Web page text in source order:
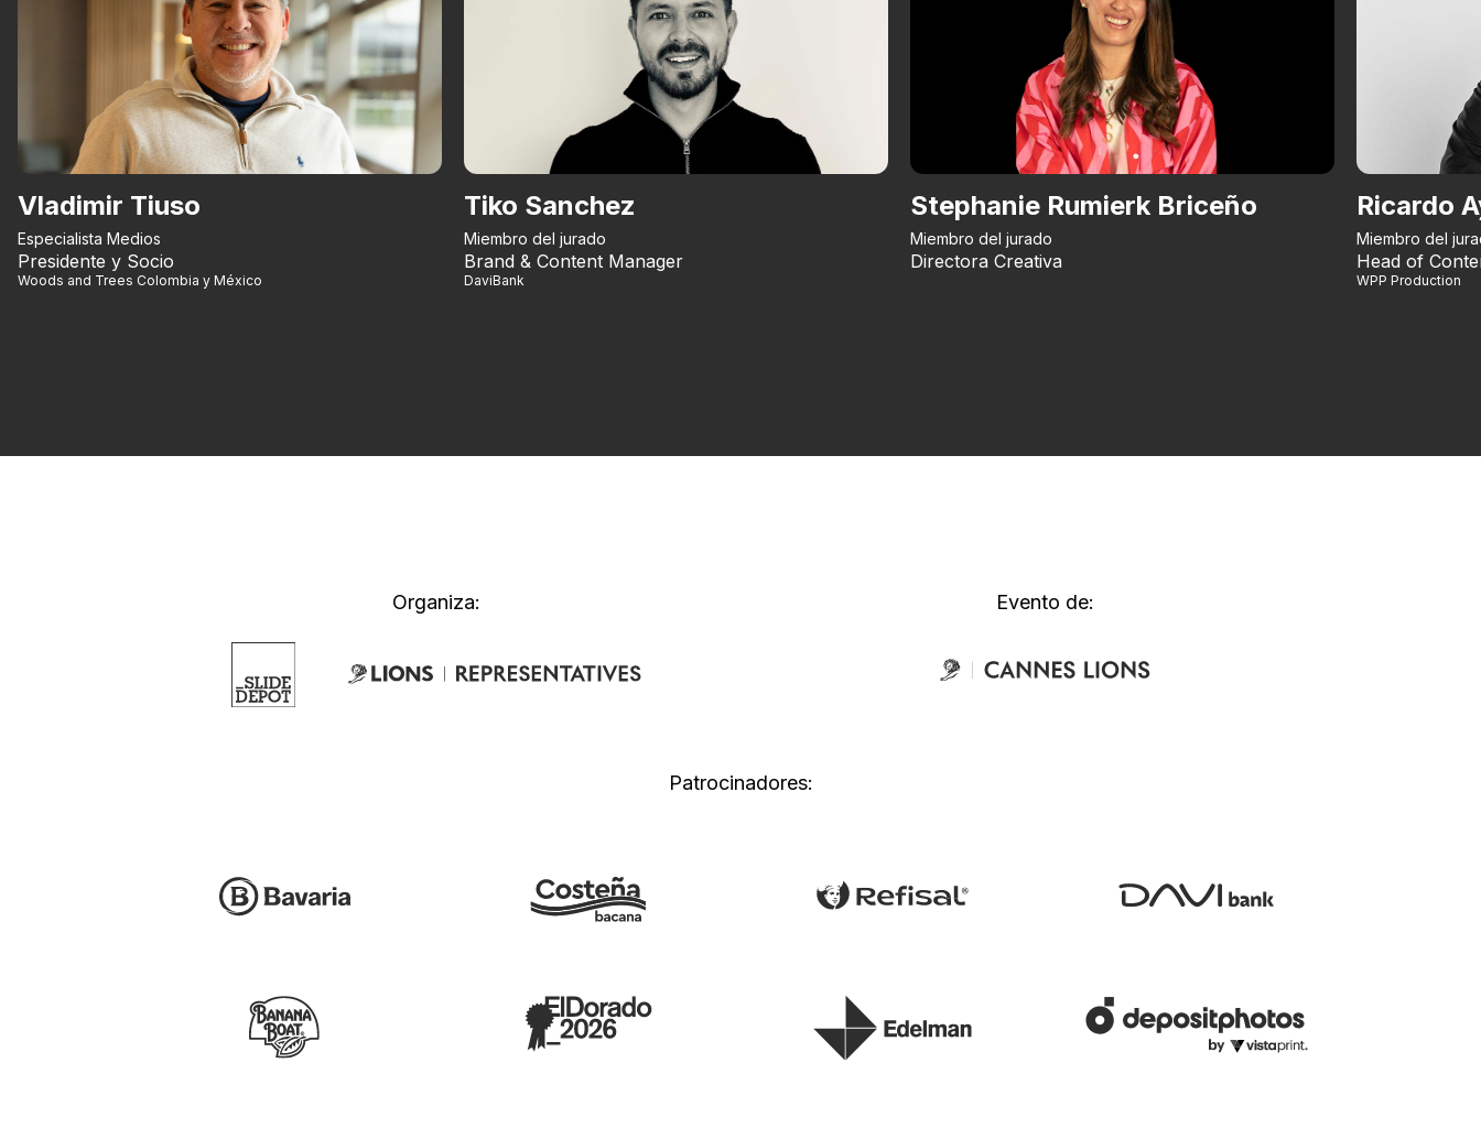
Vladimir Tiuso
Especialista Medios
Presidente y Socio
Woods and Trees Colombia y México
Tiko Sanchez
Miembro del jurado
Brand & Content Manager
DaviBank
Stephanie Rumierk Briceño
Miembro del jurado
Directora Creativa
Ricardo
Miembro del
Head of
WPP Production
Organiza: Evento de:
Patrocinadores: